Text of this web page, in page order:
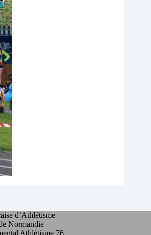
d’Athlétisme
Normandie
Athlétisme 76